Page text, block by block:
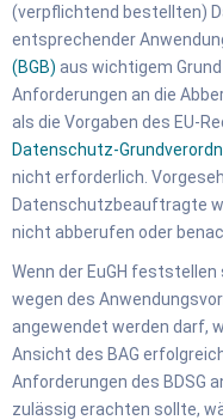
(verpflichtend bestellten)
entsprechender
(BGB) aus wichtigem
Anforderungen an die
als die Vorgaben des EU-
Datenschutz-
nicht erforderlich.
Datenschutzbeauftragte
nicht abberufen oder
Wenn der EuGH feststellen
wegen des
angewendet werden darf,
Ansicht des BAG
Anforderungen des BDSG
zulässig erachten sollte,